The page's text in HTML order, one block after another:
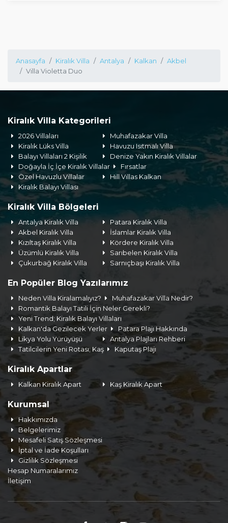
Anasayfa Kiralık Villa Antalya Kalkan
Akbel
Villa Violetta Duo
Kiralık Villa Kategorileri
2026 Villaları
Muhafazakar Villa
Kiralık Lüks Villa
Havuzu Isıtmalı Villa
Balayı Villaları 2 Kişilik
Denize Yakın Kiralık Villalar
Doğayla İç İçe Kiralık Villalar
Fırsatlar
Özel Havuzlu Villalar
Hill Villas Kalkan
Kiralık Balayı Villası
Kiralık Villa Bölgeleri
Antalya Kiralık Villa
Patara Kiralık Villa
Akbel Kiralık Villa
İslamlar Kiralık Villa
Kızıltaş Kiralık Villa
Kördere Kiralık Villa
Üzümlü Kiralık Villa
Sarıbelen Kiralık Villa
Çukurbağ Kiralık Villa
Sarnıçbaşı Kiralık Villa
En Popüler Blog Yazılarımız
Neden Villa Kiralamalıyız?
Muhafazakar Villa Nedir?
Romantik Balayı Tatili İçin Neler Gerekli?
Yeni Trend; Kiralık Balayı Villaları
Kalkan'da Gezilecek Yerler
Patara Plajı Hakkında
Likya Yolu Yürüyüşü
Antalya Plajları Rehberi
Tatilcilerin Yeni Rotası; Kaş
Kaputaş Plajı
Kiralık Apartlar
Kalkan Kiralık Apart Kaş Kiralık Apart
Kurumsal
Hakkımızda
Belgelerimiz
Mesafeli Satış Sözleşmesi
İptal ve İade Koşulları
Gizlilik Sözleşmesi
Hesap Numaralarımız
İletişim